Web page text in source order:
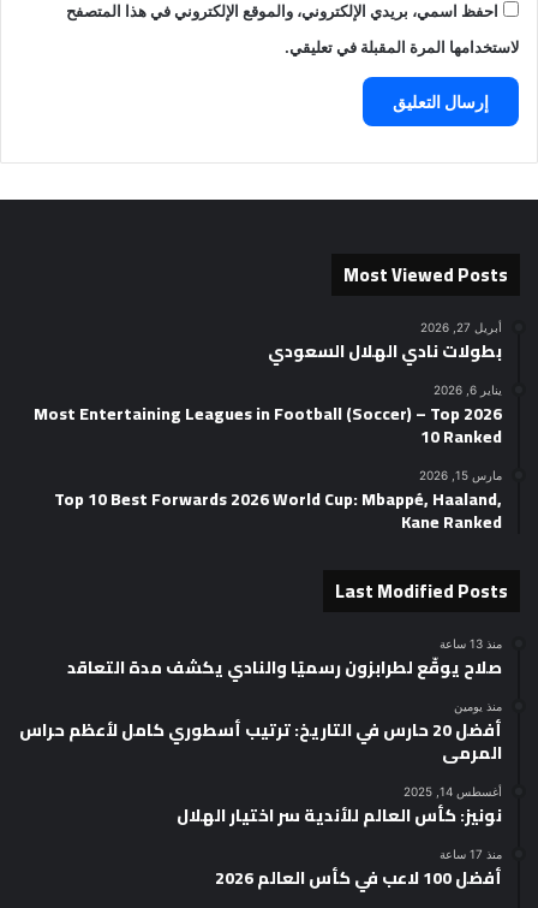
احفظ اسمي، بريدي الإلكتروني، والموقع الإلكتروني في هذا المتصفح
لاستخدامها المرة المقبلة في تعليقي.
Most Viewed Posts
أبريل 27, 2026
بطولات نادي الهلال السعودي
يناير 6, 2026
2026 Most Entertaining Leagues in Football (Soccer) – Top
10 Ranked
مارس 15, 2026
Top 10 Best Forwards 2026 World Cup: Mbappé, Haaland,
Kane Ranked
Last Modified Posts
منذ 13 ساعة
صلاح يوقّع لطرابزون رسميًا والنادي يكشف مدة التعاقد
منذ يومين
أفضل 20 حارس في التاريخ: ترتيب أسطوري كامل لأعظم حراس
المرمى
أغسطس 14, 2025
نونيز: كأس العالم للأندية سر اختيار الهلال
منذ 17 ساعة
أفضل 100 لاعب في كأس العالم 2026